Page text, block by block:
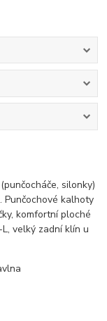
silonky)
Punčochové kalhoty
komfortní ploché
velký zadní klín u